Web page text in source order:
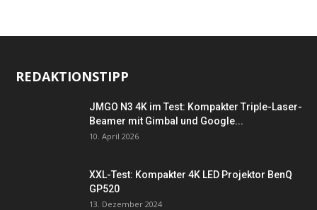
REDAKTIONSTIPP
JMGO N3 4K im Test: Kompakter Triple-Laser-
Beamer mit Gimbal und Google...
10. April 2026
XXL-Test: Kompakter 4K LED Projektor BenQ
GP520
13. Dezember 2024